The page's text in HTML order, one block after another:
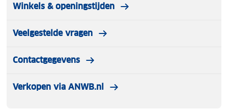
Winkels & openingstijden
Veelgestelde vragen
Contactgegevens
Verkopen via ANWB.nl